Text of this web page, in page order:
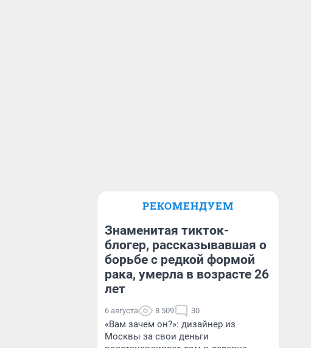
РЕКОМЕНДУЕМ
Знаменитая тикток-
блогер, рассказывавшая о
борьбе с редкой формой
рака, умерла в возрасте 26
лет
6 августа 8 509 30
«Вам зачем он?»: дизайнер из
Москвы за свои деньги